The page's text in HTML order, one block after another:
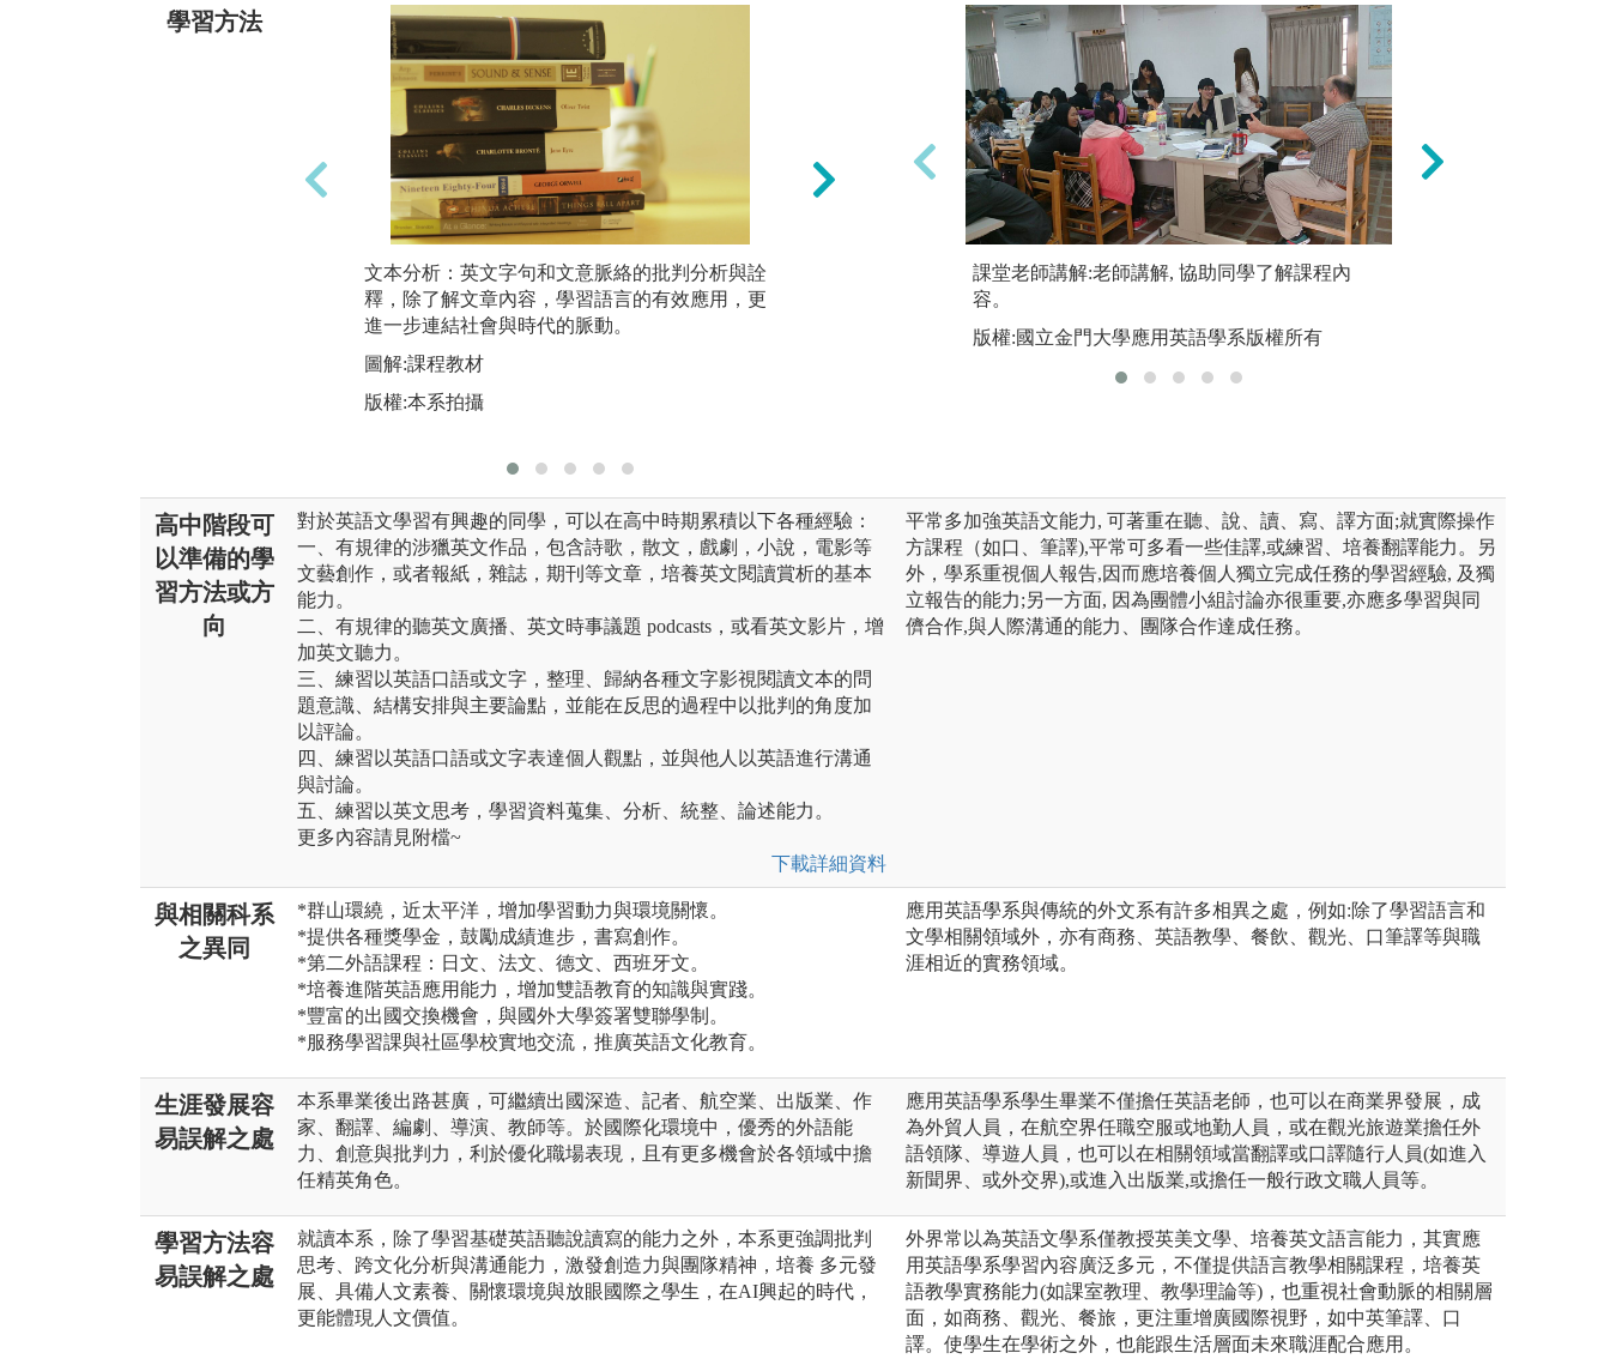
學習方法
文本分析：英文字句和文意脈絡的批判分析與詮
釋，除了解文章內容，學習語言的有效應用，更
進一步連結社會與時代的脈動。
圖解:課程教材
版權:本系拍攝
展演實務：透過每一年度的戲劇公演與影展活動
的參與，激發創意，練習劇本編導、演出與藝術
傳銷的理論與實務。
課堂老師講解:老師講解, 協助同學了解課程內
容。
版權:國立金門大學應用英語學系版權所有
高中階段可
以準備的學
習方法或方
向
對於英語文學習有興趣的同學，可以在高中時期累積以下各種經驗：
一、有規律的涉獵英文作品，包含詩歌，散文，戲劇，小說，電影等
文藝創作，或者報紙，雜誌，期刊等文章，培養英文閱讀賞析的基本
能力。
二、有規律的聽英文廣播、英文時事議題 podcasts，或看英文影片，增
加英文聽力。
三、練習以英語口語或文字，整理、歸納各種文字影視閱讀文本的問
題意識、結構安排與主要論點，並能在反思的過程中以批判的角度加
以評論。
四、練習以英語口語或文字表達個人觀點，並與他人以英語進行溝通
與討論。
五、練習以英文思考，學習資料蒐集、分析、統整、論述能力。
更多內容請見附檔~
下載詳細資料
平常多加強英語文能力, 可著重在聽、說、讀、寫、譯方面;就實際操作
方課程（如口、筆譯),平常可多看一些佳譯,或練習、培養翻譯能力。另
外，學系重視個人報告,因而應培養個人獨立完成任務的學習經驗, 及獨
立報告的能力;另一方面, 因為團體小組討論亦很重要,亦應多學習與同
儕合作,與人際溝通的能力、團隊合作達成任務。
與相關科系
之異同
*群山環繞，近太平洋，增加學習動力與環境關懷。
*提供各種獎學金，鼓勵成績進步，書寫創作。
*第二外語課程：日文、法文、德文、西班牙文。
*培養進階英語應用能力，增加雙語教育的知識與實踐。
*豐富的出國交換機會，與國外大學簽署雙聯學制。
*服務學習課與社區學校實地交流，推廣英語文化教育。
應用英語學系與傳統的外文系有許多相異之處，例如:除了學習語言和
文學相關領域外，亦有商務、英語教學、餐飲、觀光、口筆譯等與職
涯相近的實務領域。
生涯發展容
易誤解之處
本系畢業後出路甚廣，可繼續出國深造、記者、航空業、出版業、作
家、翻譯、編劇、導演、教師等。於國際化環境中，優秀的外語能
力、創意與批判力，利於優化職場表現，且有更多機會於各領域中擔
任精英角色。
應用英語學系學生畢業不僅擔任英語老師，也可以在商業界發展，成
為外貿人員，在航空界任職空服或地勤人員，或在觀光旅遊業擔任外
語領隊、導遊人員，也可以在相關領域當翻譯或口譯隨行人員(如進入
新聞界、或外交界),或進入出版業,或擔任一般行政文職人員等。
學習方法容
易誤解之處
就讀本系，除了學習基礎英語聽說讀寫的能力之外，本系更強調批判
思考、跨文化分析與溝通能力，激發創造力與團隊精神，培養 多元發
展、具備人文素養、關懷環境與放眼國際之學生，在AI興起的時代，
更能體現人文價值。
外界常以為英語文學系僅教授英美文學、培養英文語言能力，其實應
用英語學系學習內容廣泛多元，不僅提供語言教學相關課程，培養英
語教學實務能力(如課室教理、教學理論等)，也重視社會動脈的相關層
面，如商務、觀光、餐旅，更注重增廣國際視野，如中英筆譯、口
譯。使學生在學術之外，也能跟生活層面未來職涯配合應用。